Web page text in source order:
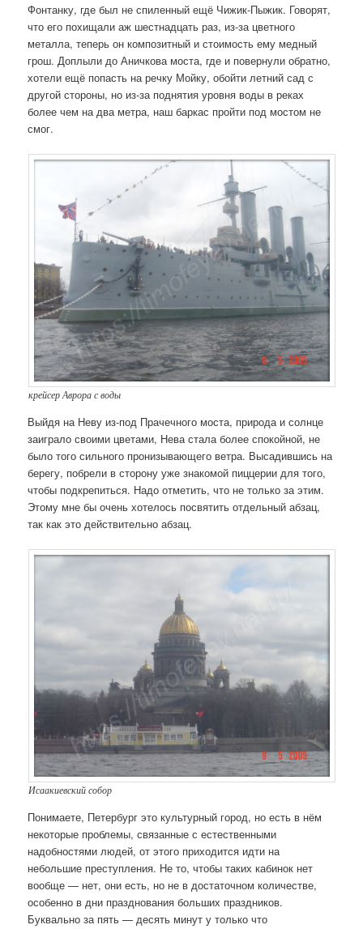
Фонтанку, где был не спиленный ещё Чижик-Пыжик. Говорят,
что его похищали аж шестнадцать раз, из-за цветного
металла, теперь он композитный и стоимость ему медный
грош. Доплыли до Аничкова моста, где и повернули обратно,
хотели ещё попасть на речку Мойку, обойти летний сад с
другой стороны, но из-за поднятия уровня воды в реках
более чем на два метра, наш баркас пройти под мостом не
смог.
крейсер Аврора с воды
Выйдя на Неву из-под Прачечного моста, природа и солнце
заиграло своими цветами, Нева стала более спокойной, не
было того сильного пронизывающего ветра. Высадившись на
берегу, побрели в сторону уже знакомой пиццерии для того,
чтобы подкрепиться. Надо отметить, что не только за этим.
Этому мне бы очень хотелось посвятить отдельный абзац,
так как это действительно абзац.
Исаакиевский собор
Понимаете, Петербург это культурный город, но есть в нём
некоторые проблемы, связанные с естественными
надобностями людей, от этого приходится идти на
небольшие преступления. Не то, чтобы таких кабинок нет
вообще — нет, они есть, но не в достаточном количестве,
особенно в дни празднования больших праздников.
Буквально за пять — десять минут у только что